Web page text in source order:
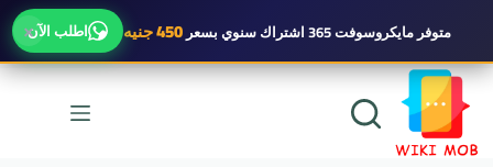
× متوفرمايكروسوفت 365 اشتراك سنوي بسعر450 جنيه اطلب الآن
التجاوز
المحتوى